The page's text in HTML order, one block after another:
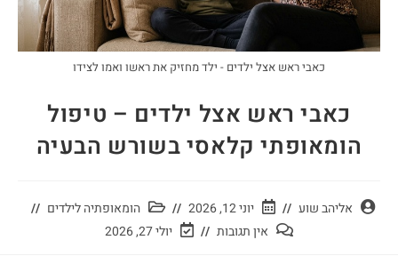
כאבי ראש אצל ילדים - ילד מחזיק את ראשו ואמו לצידו
כאבי ראש אצל ילדים – טיפול
הומאופתי קלאסי בשורש הבעיה
אליהב שוע יוני 12, 2026
הומאופתיה לילדים
אין תגובות
יולי 27, 2026